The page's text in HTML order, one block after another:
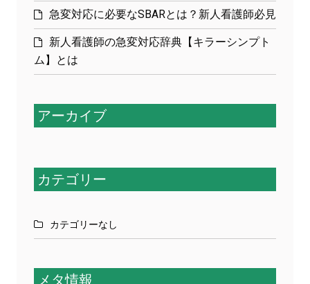
急変対応に必要なSBARとは？新人看護師必見
新人看護師の急変対応辞典【キラーシンプト
ム】とは
アーカイブ
カテゴリー
カテゴリーなし
メタ情報